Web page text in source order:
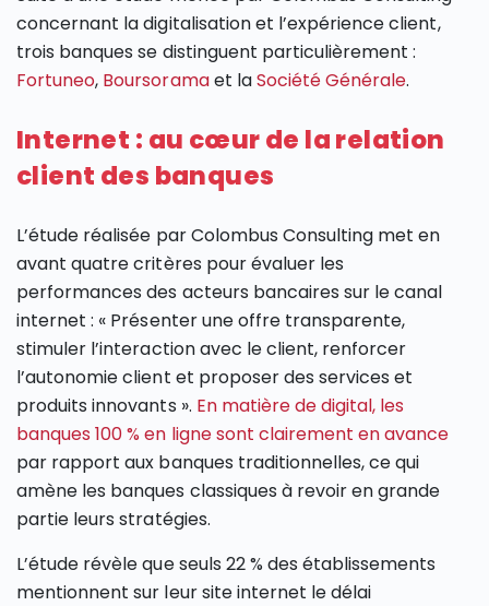
concernant la digitalisation et l’expérience client,
trois banques se distinguent particulièrement :
Fortuneo, Boursoramaet laSociété Générale.
Internet : au cœur de la relation
client des banques
L’étude réalisée par Colombus Consulting met en
avant quatre critères pour évaluer les
performances des acteurs bancaires sur le canal
internet : « Présenter une offre transparente,
stimuler l’interaction avec le client, renforcer
l’autonomie client et proposer des services et
produits innovants ». En matière de digital, les
banques 100 % en ligne sont clairement en avance
par rapport aux banques traditionnelles, ce qui
amène les banques classiques à revoir en grande
partie leurs stratégies.
L’étude révèle que seuls 22 % des établissements
mentionnent sur leur site internet le délai